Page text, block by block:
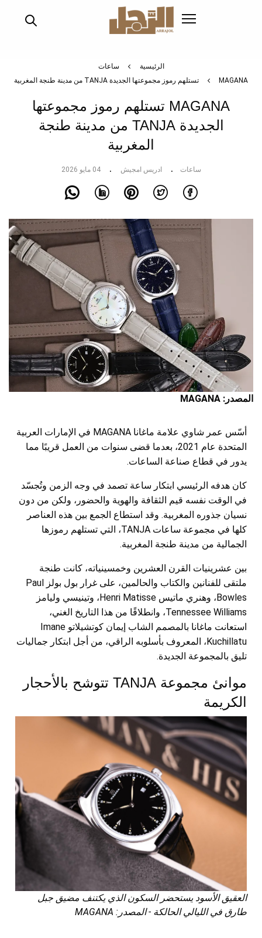
الرئيسية
ساعات
MAGANA تستلهم رموز مجموعتها الجديدة TANJA من مدينة طنجة المغربية
MAGANA تستلهم رموز مجموعتها
الجديدة TANJA من مدينة طنجة
المغربية
ساعات ادريس امجيش 04 مايو 2026
المصدر: MAGANA
أسّس عمر شاوي علامة ماغانا MAGANA
في الإمارات العربية
المتحدة عام 2021، بعدما قضى سنوات من العمل قريبًا مما
يدور في قطاع صناعة الساعات.
كان هدفه الرئيسي ابتكار ساعة تصمد في وجه الزمن وتُجسّد
في الوقت نفسه قيم الثقافة والهوية والحضور، ولكن من دون
نسيان جذوره المغربية. وقد استطاع الجمع بين هذه العناصر
كلها في مجموعة ساعات TANJA، التي تستلهم رموزها
الجمالية من مدينة طنجة المغربية.
بين عشرينيات القرن العشرين وخمسينياته، كانت طنجة
ملتقى للفنانين والكتاب والحالمين، على غرار بول بولز Paul
Bowles، وهنري
ماتيس Henri Matisse، وتينيسي وليامز
Tennessee Williams، وانطلاقًا من هذا التاريخ الغني،
استعانت ماغانا بالمصمم الشاب إيمان كوتشيلاتو Imane
Kuchillatu، المعروف بأسلوبه الراقي، من أجل ابتكار جماليات
تليق بالمجموعة الجديدة.
موانئ مجموعة TANJA تتوشح بالأحجار
الكريمة
العقيق الأسود يستحضر السكون الذي يكتنف مضيق جبل
طارق في الليالي الحالكة - المصدر: MAGANA